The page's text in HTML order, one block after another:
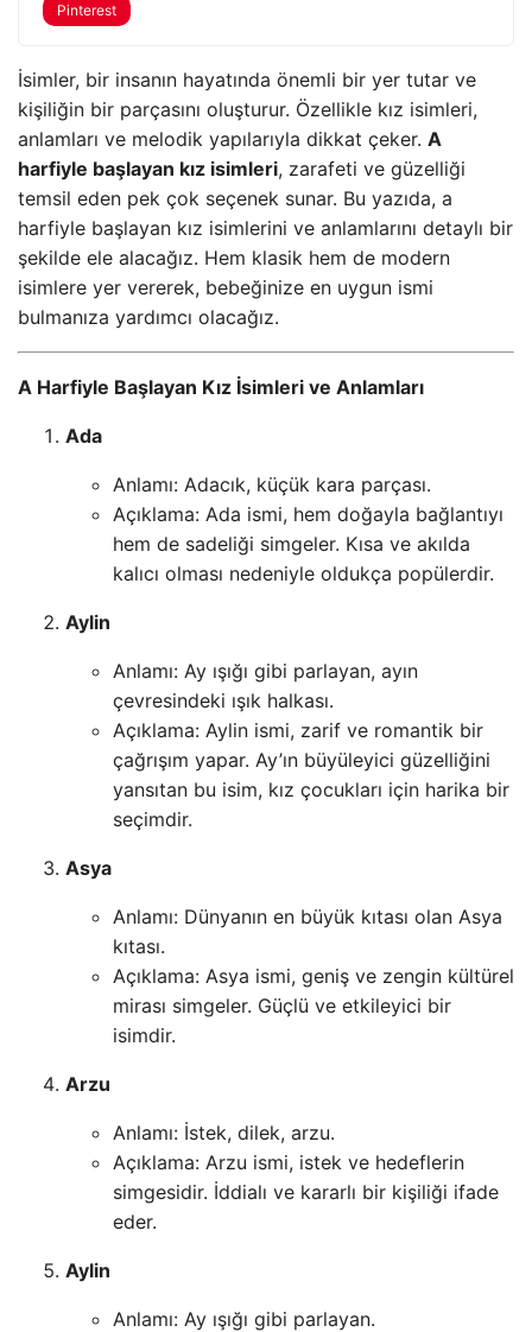
Pinterest
İsimler, bir insanın hayatında önemli bir yer tutar ve
kişiliğin bir parçasını oluşturur. Özellikle kız isimleri,
anlamları ve melodik yapılarıyla dikkat çeker. A
harfiyle başlayan kız isimleri, zarafeti ve güzelliği
temsil eden pek çok seçenek sunar. Bu yazıda, a
harfiyle başlayan kız isimlerini ve anlamlarını detaylı bir
şekilde ele alacağız. Hem klasik hem de modern
isimlere yer vererek, bebeğinize en uygun ismi
bulmanıza yardımcı olacağız.
A Harfiyle Başlayan Kız İsimleri ve Anlamları
Ada
Anlamı: Adacık, küçük kara parçası.
Açıklama: Ada ismi, hem doğayla bağlantıyı
hem de sadeliği simgeler. Kısa ve akılda
kalıcı olması nedeniyle oldukça popülerdir.
Aylin
Anlamı: Ay ışığı gibi parlayan, ayın
çevresindeki ışık halkası.
Açıklama: Aylin ismi, zarif ve romantik bir
çağrışım yapar. Ay’ın büyüleyici güzelliğini
yansıtan bu isim, kız çocukları için harika bir
seçimdir.
Asya
Anlamı: Dünyanın en büyük kıtası olan Asya
kıtası.
Açıklama: Asya ismi, geniş ve zengin kültürel
mirası simgeler. Güçlü ve etkileyici bir
isimdir.
Arzu
Anlamı: İstek, dilek, arzu.
Açıklama: Arzu ismi, istek ve hedeflerin
simgesidir. İddialı ve kararlı bir kişiliği ifade
eder.
Aylin
Anlamı: Ay ışığı gibi parlayan.